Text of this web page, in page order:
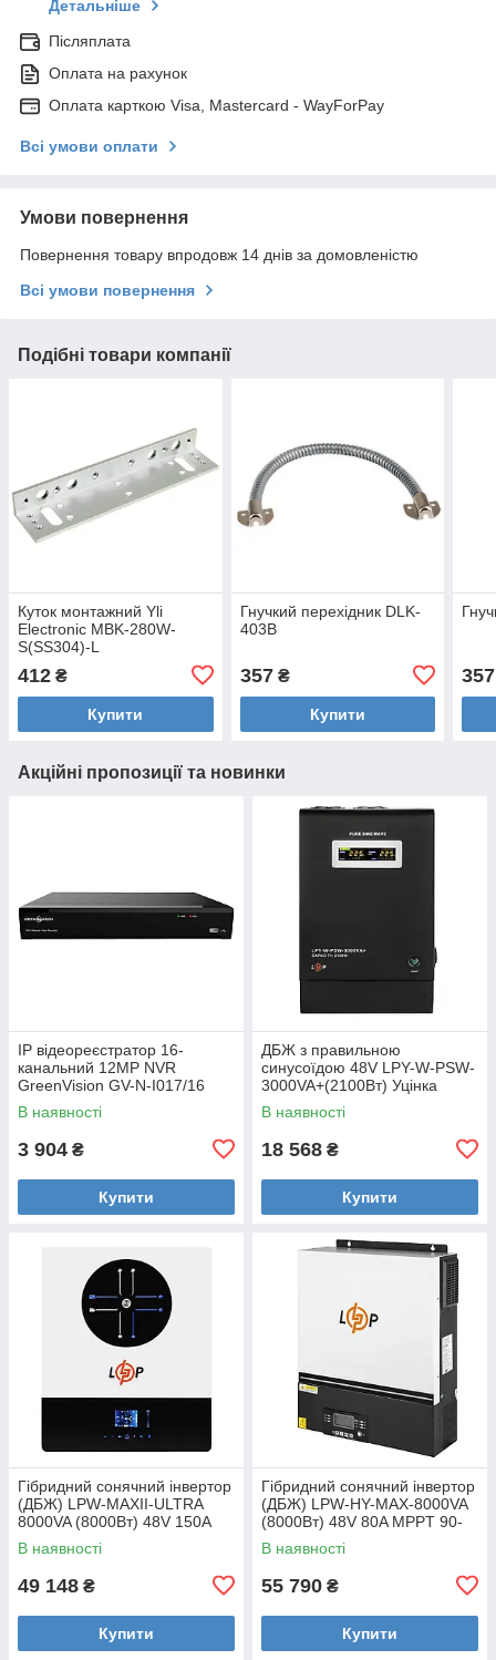
Детальніше
Післяплата
Оплата на рахунок
Оплата карткою Visa, Mastercard - WayForPay
Всі умови оплати
Умови повернення
Повернення товару впродовж 14 днів за домовленістю
Всі умови повернення
Подібні товари компанії
Куток монтажний Yli
Electronic MBK-280W-
S(SS304)-L
412 ₴
Купити
Гнучкий перехідник DLK-
403B
357₴
Купити
357
Акційні пропозиції та новинки
IP відеореєстратор 16-
канальний 12MP NVR
GreenVision GV-N-I017/16
Уцінка
В наявності
3 904 ₴
Купити
ДБЖ з правильною
синусоїдою 48V LPY-W-PSW-
3000VA+(2100Вт) Уцінка
В наявності
18 568 ₴
Купити
Гібридний сонячний інвертор
(ДБЖ) LPW-MAXII-ULTRA
8000VA (8000Вт) 48V 150A
MPPT 90-450V ON-OFF GRID
Уцінка
В наявності
49 148 ₴
Купити
Гібридний сонячний інвертор
(ДБЖ) LPW-HY-MAX-8000VA
(8000Вт) 48V 80A MPPT 90-
450V Уцінка
В наявності
55 790 ₴
Купити